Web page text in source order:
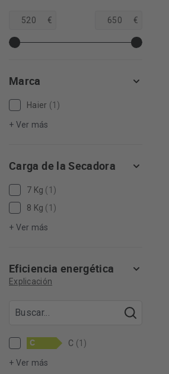
€ €
Marca
Haier (1)
+ Ver más
Carga de la Secadora
7 Kg (1)
8 Kg (1)
+ Ver más
Eficiencia energética
Explicación
C C (1)
+ Ver más